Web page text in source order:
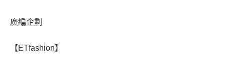
廣編企劃
【ETfashion】